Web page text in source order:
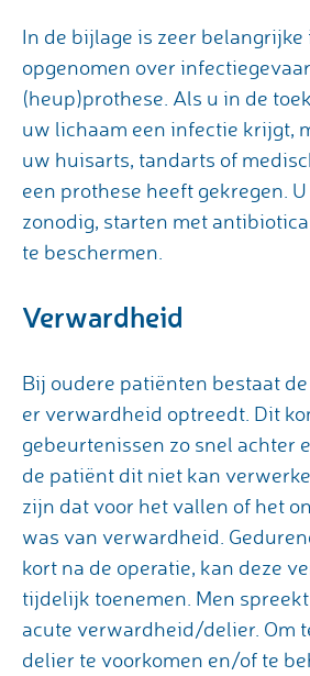
In de bijlage is zeer
opgenomen over
(heup)prothese. Als u in de
uw lichaam een infectie krijgt,
uw huisarts, tandarts of
een prothese heeft gekregen.
zonodig, starten met
te beschermen.
Verwardheid
Bij oudere patiënten bestaat
er verwardheid optreedt. Dit
gebeurtenissen zo snel achter
de patiënt dit niet kan
zijn dat voor het vallen of het
was van verwardheid.
kort na de operatie, kan deze
tijdelijk toenemen. Men
acute verwardheid/delier. Om
delier te voorkomen en/of te